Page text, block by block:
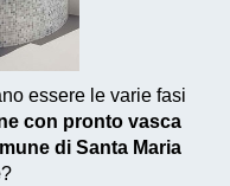
essere le varie fasi
con pronto vasca
di Santa Maria
?